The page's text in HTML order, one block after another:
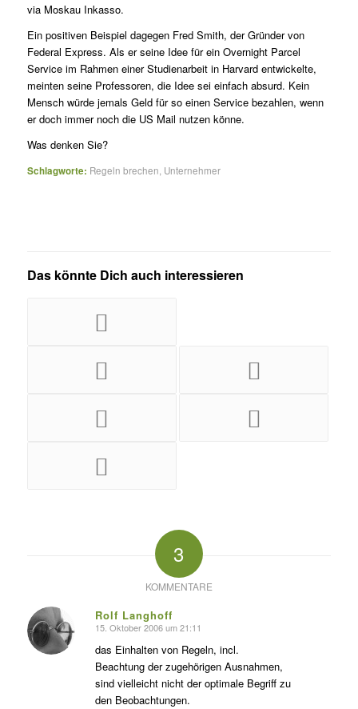
via Moskau Inkasso.
Ein positiven Beispiel dagegen Fred Smith, der Gründer von
Federal Express. Als er seine Idee für ein Overnight Parcel
Service im Rahmen einer Studienarbeit in Harvard entwickelte,
meinten seine Professoren, die Idee sei einfach absurd. Kein
Mensch würde jemals Geld für so einen Service bezahlen, wenn
er doch immer noch die US Mail nutzen könne.
Was denken Sie?
Schlagworte: Regeln brechen Unternehmer
Das könnte Dich auch interessieren
3
KOMMENTARE
Rolf Langhoff
s
agte:
15. Oktober 2006 um 21:11
das Einhalten von Regeln, incl.
Beachtung der zugehörigen Ausnahmen,
sind vielleicht nicht der optimale Begriff zu
den Beobachtungen.